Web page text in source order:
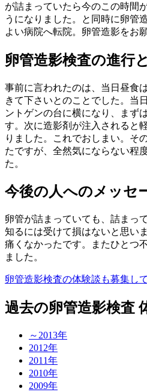
が詰まっていたら今のこの時間
うになりました。と同時に卵管
よい病院へ転院。卵管造影をお
卵管造影検査の進行
事前に言われたのは、当日昼食
きて下さいとのことでした。当
ントゲンの台に横になり、まず
す。次に造影剤が注入されると
りました。これでおしまい。そ
たですが、全然気にならない程
た。
今後の人へのメッセ
卵管が詰まっていても、詰まっ
知るには受けて損はないと思い
痛くなかったです。またひとつ
ました。
卵管造影検査の体験談も募集し
過去の卵管造影検査
～2013年
2012年
2011年
2010年
2009年